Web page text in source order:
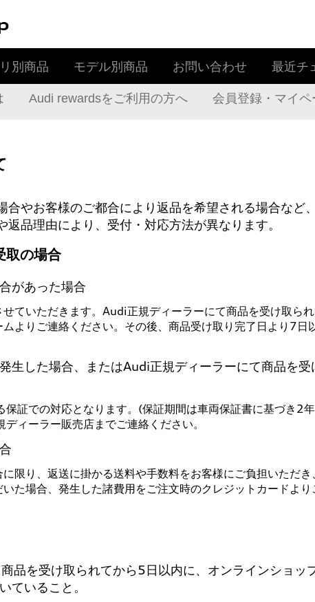
別商品 モデル別商品 お問い合わせ 最近チ
Audi rewardsをご利用の方へ 会員登録・マイペ
やお客様のご都合により返品を希望される場合など
品理由により、受付・対応方法が異なります。
取の場合
があった場合
ていただきます。Audi正規ディーラーにて商品を受け取ら
よりご連絡ください。その後、商品受け取り完了日より7
生した場合、またはAudi正規ディーラーにて商品を
証での対応となります。(保証期間は車両保証書に基づき2
ィーラー販売店までご連絡ください。
限り、返送に掛かる送料や手数料をお客様にご負担いただき
た場合、発生した諸費用をご注文時のクレジットカードよ
品を受け取られてから5日以内に、オンラインショッ
ていること。